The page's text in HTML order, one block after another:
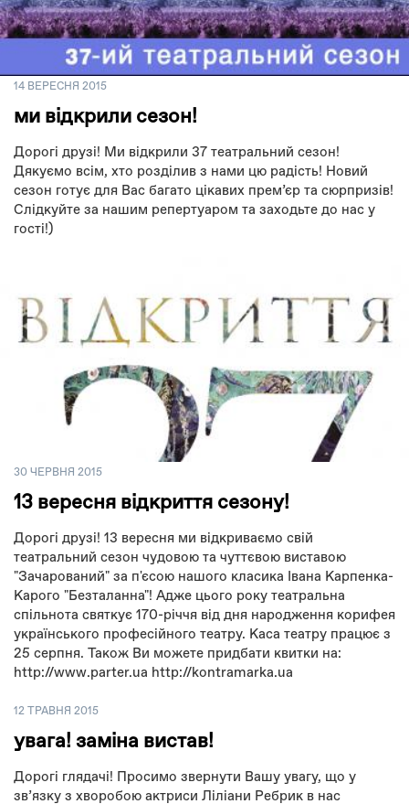
14 ВЕРЕСНЯ 2015
ми відкрили сезон!
Дорогі друзі! Ми відкрили 37 театральний сезон!
Дякуємо всім, хто розділив з нами цю радість! Новий
сезон готує для Вас багато цікавих прем’єр та сюрпризів!
Слідкуйте за нашим репертуаром та заходьте до нас у
гості!)
30 ЧЕРВНЯ 2015
13 вересня відкриття сезону!
Дорогі друзі! 13 вересня ми відкриваємо свій
театральний сезон чудовою та чуттєвою виставою
"Зачарований" за п'єсою нашого класика Івана Карпенка-
Карого "Безталанна"! Адже цього року театральна
спільнота святкує 170-річчя від дня народження корифея
українського професійного театру. Каса театру працює з
25 серпня. Також Ви можете придбати квитки на:
http://www.parter.ua http://kontramarka.ua
12 ТРАВНЯ 2015
увага! заміна вистав!
Дорогі глядачі! Просимо звернути Вашу увагу, що у
зв’язку з хворобою актриси Ліліани Ребрик в нас